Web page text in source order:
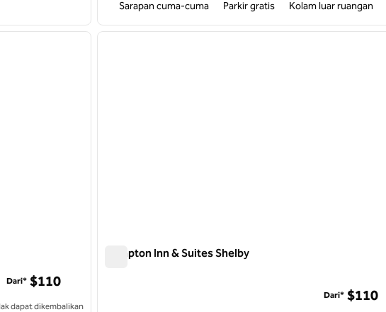
Sarapan cuma-cuma Parkir gratis Kolam luar ruangan
gambar berikutnya
Dari* $110
dapat dikembalikan
1 dari 12
Hampton Inn & Suites Shelby
Dari* $110